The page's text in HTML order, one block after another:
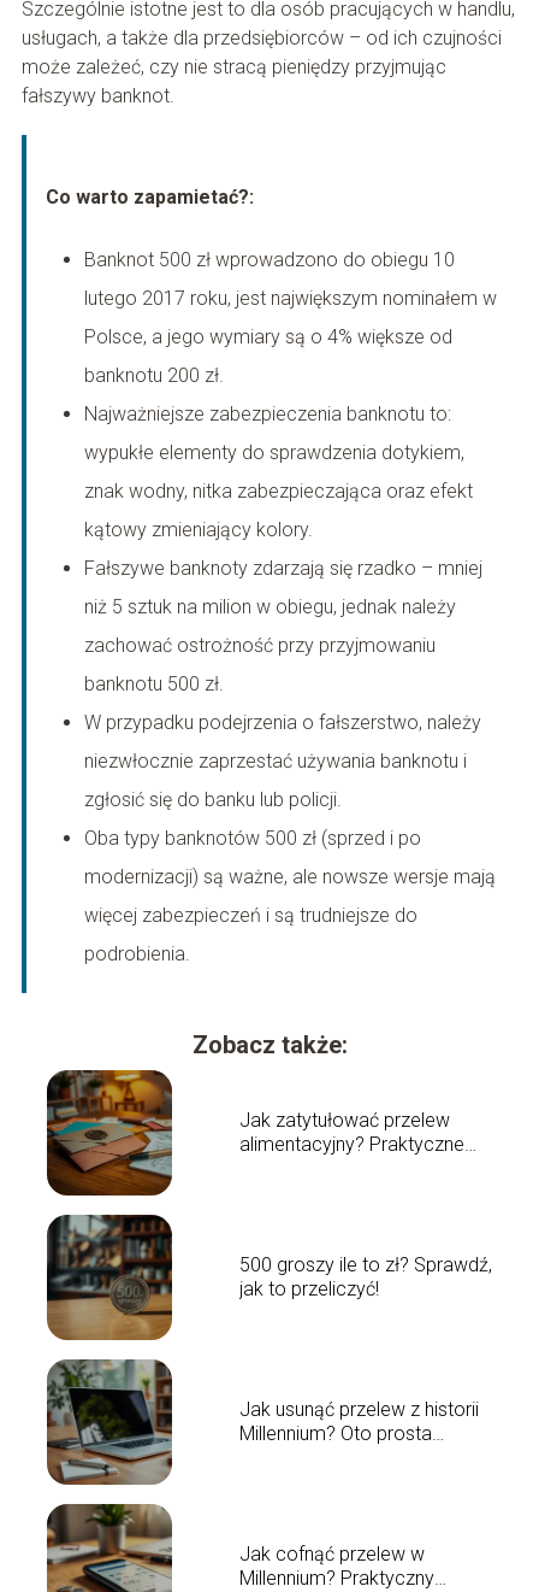
Szczególnie istotne jest to dla osób pracujących w handlu,
usługach, a także dla przedsiębiorców – od ich czujności
może zależeć, czy nie stracą pieniędzy przyjmując
fałszywy banknot.
Co warto zapamietać?:
Banknot 500 zł wprowadzono do obiegu 10
lutego 2017 roku, jest największym nominałem w
Polsce, a jego wymiary są o 4% większe od
banknotu 200 zł.
Najważniejsze zabezpieczenia banknotu to:
wypukłe elementy do sprawdzenia dotykiem,
znak wodny, nitka zabezpieczająca oraz efekt
kątowy zmieniający kolory.
Fałszywe banknoty zdarzają się rzadko – mniej
niż 5 sztuk na milion w obiegu, jednak należy
zachować ostrożność przy przyjmowaniu
banknotu 500 zł.
W przypadku podejrzenia o fałszerstwo, należy
niezwłocznie zaprzestać używania banknotu i
zgłosić się do banku lub policji.
Oba typy banknotów 500 zł (sprzed i po
modernizacji) są ważne, ale nowsze wersje mają
więcej zabezpieczeń i są trudniejsze do
podrobienia.
Zobacz także:
Jak zatytułować przelew
alimentacyjny? Praktyczne
500 groszy ile to zł? Sprawdź,
jak to przeliczyć!
Jak usunąć przelew z historii
Millennium? Oto prosta
Jak cofnąć przelew w
Millennium? Praktyczny